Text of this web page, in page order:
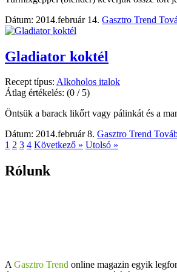
Dátum: 2014.február 14. Gasztro Trend
Gladiator koktél
Recept típus: Alkoholos italok
Átlag értékelés: (0 / 5)
Öntsük a barack likőrt vagy pálinkát és a
Dátum: 2014.február 8. Gasztro Trend
1 2 3 4 Következő » Utolsó »
Rólunk
A Gasztro Trend online magazin egyik